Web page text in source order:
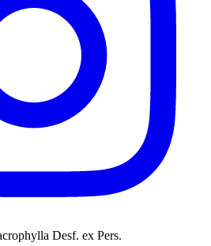
Desf. ex Pers.